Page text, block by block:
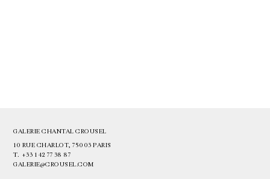
GALERIE CHANTAL CROUSEL
10 RUE CHARLOT, 75003 PARIS
T. +33 1 42 77 38 87
GALERIE@CROUSEL.COM